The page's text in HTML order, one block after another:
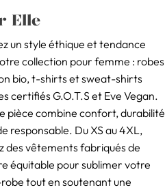
Elle
un style éthique et tendance
collection pour femme : robes
bio, t-shirts et sweat-shirts
certifiés G.O.T.S et Eve Vegan.
pièce combine confort, durabilité
responsable. Du XS au 4XL,
des vêtements fabriqués de
équitable pour sublimer votre
tout en soutenant une